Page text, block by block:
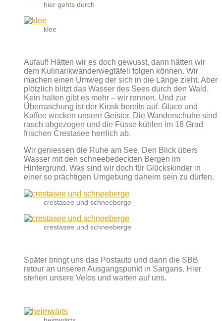
hier gehts durch
klee
Aufauf! Hätten wir es doch gewusst, dann hätten wir
dem Kulinarikwanderwegtäfeli folgen können. Wir
machen einen Umweg der sich in die Länge zieht. Aber
plötzlich blitzt das Wasser des Sees durch den Wald.
Kein halten gibt es mehr – wir rennen. Und zur
Überraschung ist der Kiosk bereits auf. Glace und
Kaffee wecken unsere Geister. Die Wanderschuhe sind
rasch abgezogen und die Füsse kühlen im 16 Grad
frischen Crestasee herrlich ab.
Wir geniessen die Ruhe am See. Den Blick übers
Wasser mit den schneebedeckten Bergen im
Hintergrund. Was sind wir doch für Glückskinder in
einer so prächtigen Umgebung daheim sein zu dürfen.
crestasee und schneeberge
crestasee und schneeberge
Später bringt uns das Postauto und dann die SBB
retour an unseren Ausgangspunkt in Sargans. Hier
stehen unsere Velos und warten auf uns.